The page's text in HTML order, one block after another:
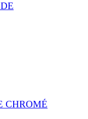
CHROMÉ